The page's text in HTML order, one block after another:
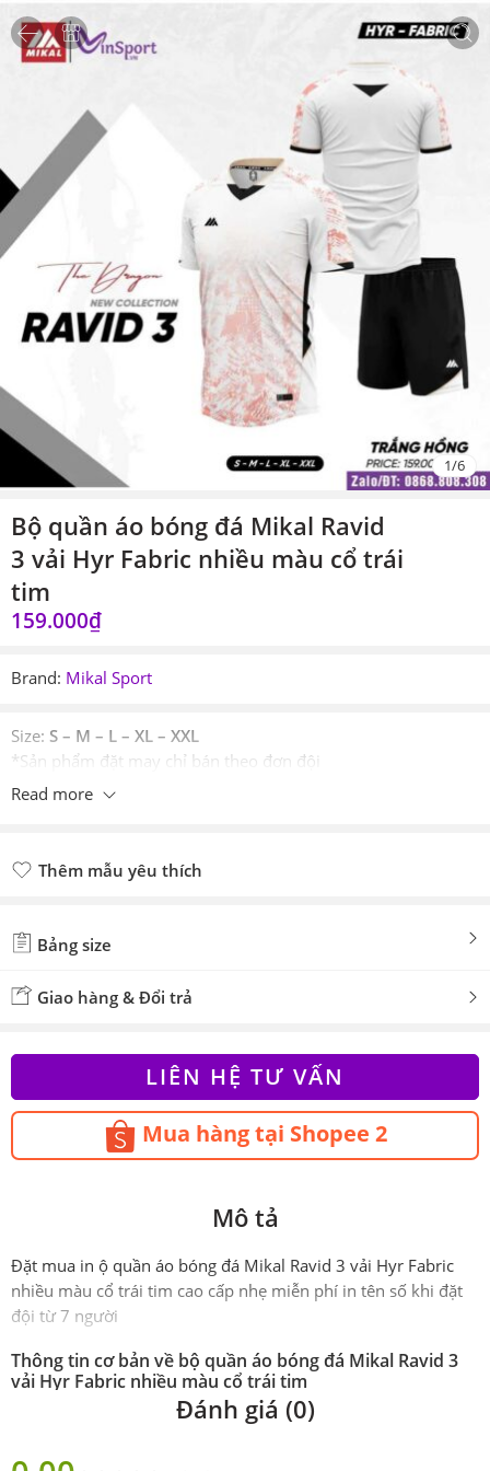
1/6
Bộ quần áo bóng đá Mikal Ravid
3 vải Hyr Fabric nhiều màu cổ trái
tim
159.000₫
Brand: Mikal Sport
Size: S – M – L – XL – XXL
*Sản phẩm đặt may chỉ bán theo đơn đội
Read more
Thêm mẫu yêu thích
Bảng size
Giao hàng & Đổi trả
LIÊN HỆ TƯ VẤN
Mua hàng tại Shopee 2
Mô tả
Đặt mua in ộ quần áo bóng đá Mikal Ravid 3 vải Hyr Fabric
nhiều màu cổ trái tim cao cấp nhẹ miễn phí in tên số khi đặt
đội từ 7 người
Thông tin cơ bản về bộ quần áo bóng đá Mikal Ravid 3
vải Hyr Fabric nhiều màu cổ trái tim
Đánh giá (0)